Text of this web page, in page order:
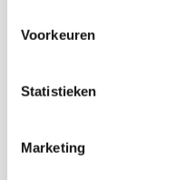
Voorkeuren
Statistieken
Marketing
Men zegt weleens dat
gebeurt, een paar jaar
voorspelling is dat
bekijken opYouTube –